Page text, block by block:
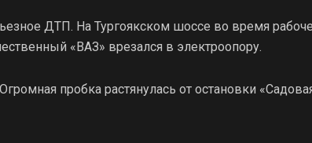
ДТП. На Тургоякском шоссе во время
«ВАЗ» врезался в электроопору.
пробка растянулась от остановки